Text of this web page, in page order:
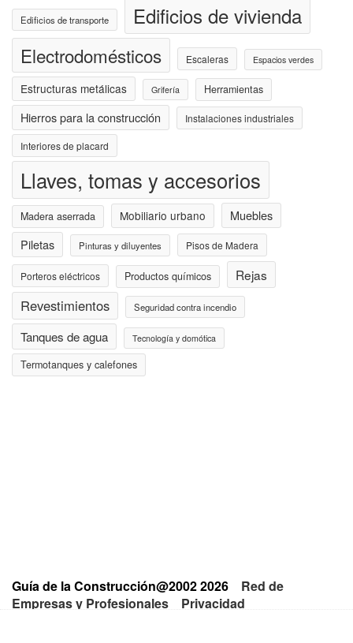
Edificios de transporte Edificios de vivienda
Electrodomésticos Escaleras Espacios verdes
Estructuras metálicas Grifería Herramientas
Hierros para la construcción Instalaciones industriales
Interiores de placard
Llaves, tomas y accesorios
Madera aserrada Mobiliario urbano
Muebles
Piletas
Pinturas y diluyentes Pisos de Madera
Porteros eléctricos Productos químicos Rejas
Revestimientos Seguridad contra incendio
Tanques de agua Tecnología y domótica
Termotanques y calefones
Guía de la Construcción@2002 2026 Red de
Empresas y Profesionales
Privacidad